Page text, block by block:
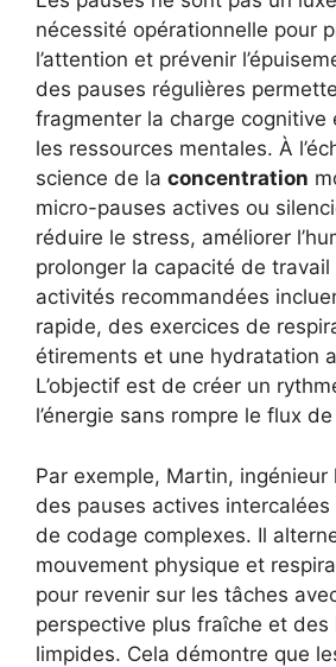
nécessité opérationnelle pour
l’attention et prévenir
des pauses régulières
fragmenter la charge cognitive
les ressources mentales. À
science de la concentration
micro-pauses actives ou
réduire le stress, améliorer
prolonger la capacité de
activités recommandées
rapide, des exercices de
étirements et une hydratation
L’objectif est de créer un
l’énergie sans rompre le flux
Par exemple, Martin, ingénieur
des pauses actives
de codage complexes. Il
mouvement physique et
pour revenir sur les tâches
perspective plus fraîche et des
limpides. Cela démontre que